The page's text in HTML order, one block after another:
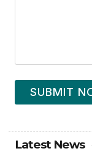
SUBMIT
Latest News